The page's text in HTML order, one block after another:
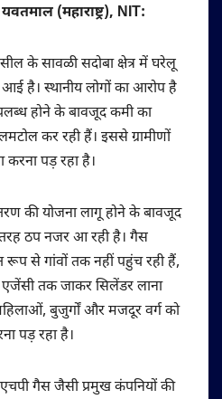
(महाराष्ट्र), NIT:
के सावळी सदोबा क्षेत्र में घरेलू
है। स्थानीय लोगों का आरोप है
होने के बावजूद कमी का
कर रही हैं। इससे ग्रामीणों
करना पड़ रहा है।
की योजना लागू होने के बावजूद
तरह ठप नजर आ रही है। गैस
रूप से गांवों तक नहीं पहुंच रही हैं,
तक जाकर सिलेंडर लाना
बुजुर्गों और मजदूर वर्ग को
पड़ रहा है।
गैस जैसी प्रमुख कंपनियों की